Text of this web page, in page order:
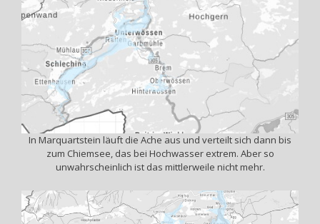
In Marquartstein läuft die Ache aus und verteilt sich dann bis
zum Chiemsee, das bei Hochwasser extrem. Aber so
unwahrscheinlich ist das mittlerweile nicht mehr.